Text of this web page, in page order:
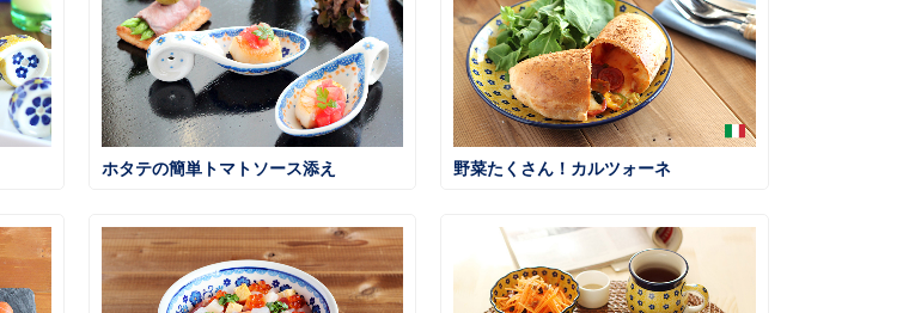
ホタテの簡単トマトソース添え 野菜たくさん！カルツォーネ